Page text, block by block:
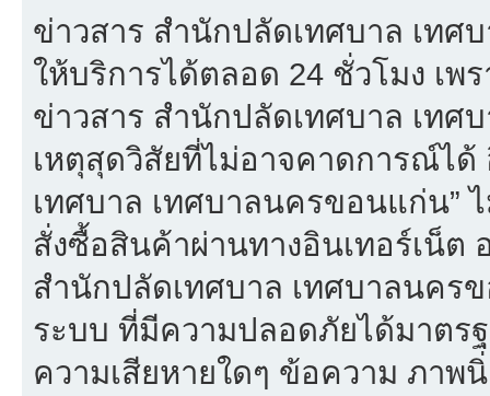
ข่าวสาร สำนักปลัดเทศบาล เทศ
ให้บริการได้ตลอด 24 ชั่วโมง เพ
ข่าวสาร สำนักปลัดเทศบาล เท
เหตุสุดวิสัยที่ไม่อาจคาดการณ์ได้
เทศบาล เทศบาลนครขอนแก่น”
สั่งซื้อสินค้าผ่านทางอินเทอร์เน็ต
สำนักปลัดเทศบาล เทศบาลนคร
ระบบ ที่มีความปลอดภัยได้มาตร
ความเสียหายใดๆ ข้อความ ภาพ